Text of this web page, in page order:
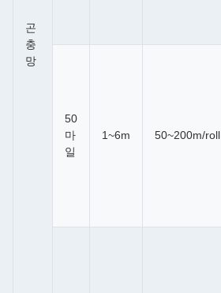
곤
충
망
50
마
일
1~6m 50~200m/roll